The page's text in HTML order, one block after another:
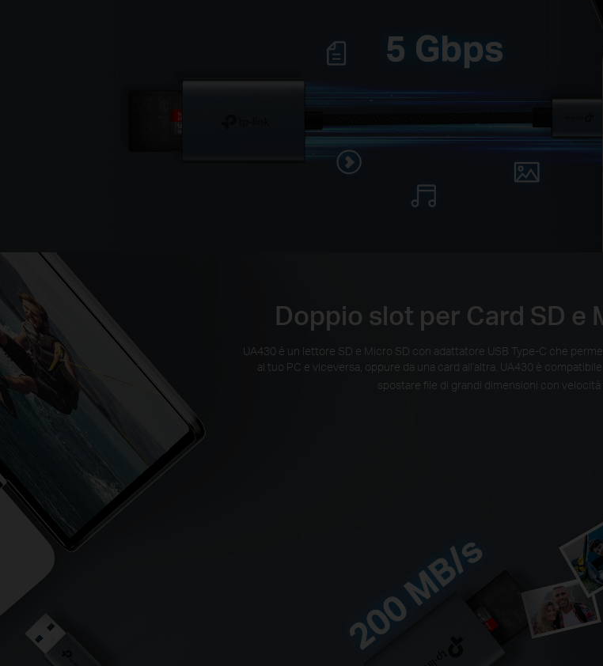
Doppio slot per Card SD e
UA430 è un lettore SD e Micro SD con adattatore USB Type-C che
al tuo PC e viceversa, oppure da una card all'altra. UA430 è
spostare file di grandi dimensioni con velocità